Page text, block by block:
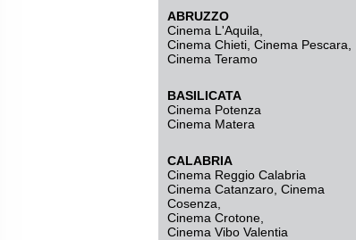
ABRUZZO
Cinema L'Aquila
Cinema Chieti, Cinema Pescara,
Cinema Teramo
BASILICATA
Cinema Potenza
Cinema Matera
CALABRIA
Cinema Reggio Calabria
Cinema Catanzaro Cinema
Cosenza
Cinema Crotone
Cinema Vibo Valentia